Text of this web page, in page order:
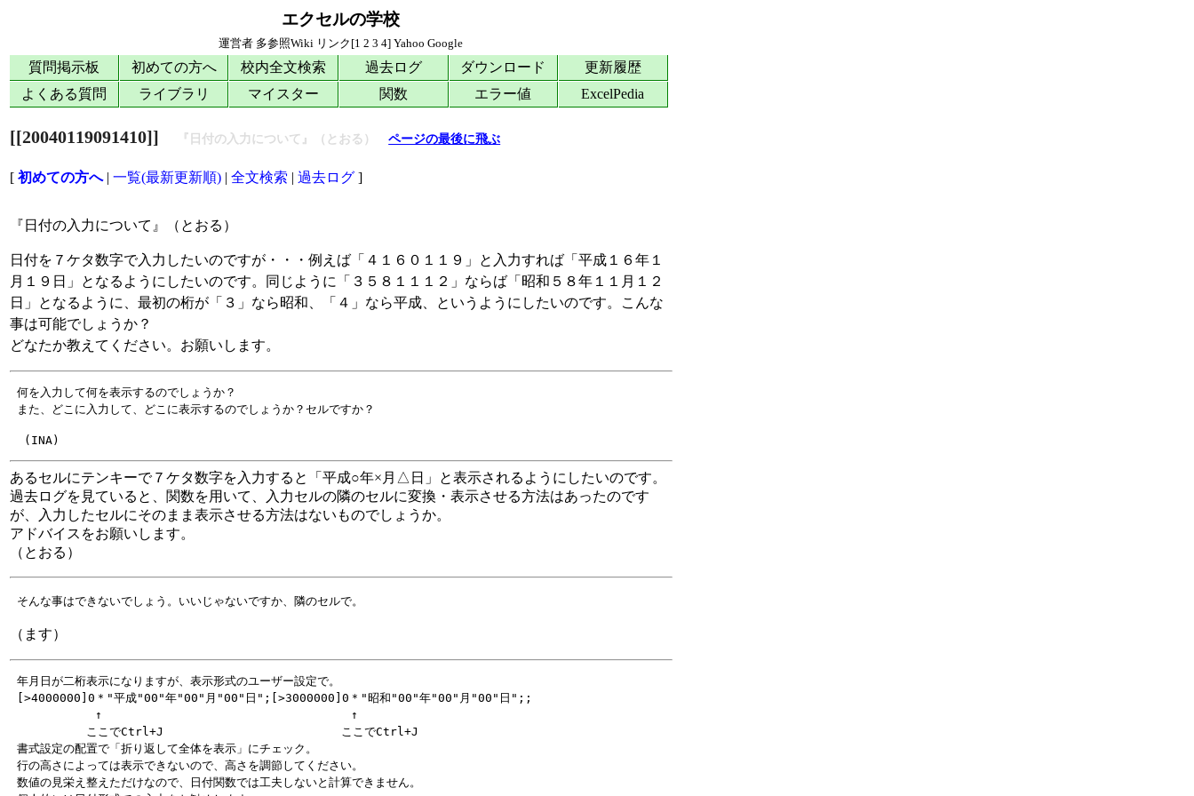
エクセルの学校
運営者 多参照Wiki リンク[1 2 3 4]Yahoo Google
質問掲示板 初めての方へ 校内全文検索 過去ログ ダウンロード
更新履歴
よくある質問
ライブラリ マイスター 関数 エラー値 ExcelPedia
[[20040119091410]] 『日付の入力について』（とおる）ページの最後に飛ぶ
[初めての方へ|一覧(最新更新順) |全文検索 |過去ログ ]
『日付の入力について』（とおる）
日付を７ケタ数字で入力したいのですが・・・例えば「４１６０１１９」と入力すれば「平成１６年１
月１９日」となるようにしたいのです。同じように「３５８１１１２」ならば「昭和５８年１１月１２
日」となるように、最初の桁が「３」なら昭和、「４」なら平成、というようにしたいのです。こんな
事は可能でしょうか？
どなたか教えてください。お願いします。
何を入力して何を表示するのでしょうか？
あるセルにテンキーで７ケタ数字を入力すると「平成○年×月△日」と表示されるようにしたいのです。
過去ログを見ていると、関数を用いて、入力セルの隣のセルに変換・表示させる方法はあったのです
が、入力したセルにそのまま表示させる方法はないものでしょうか。
アドバイスをお願いします。
（とおる）
（ます）
年月日が二桁表示になりますが、表示形式のユーザー設定で。
[>4000000]0＊"平成"00"年"00"月"00"日";[>3000000]0＊"昭和"00"年"00"月"00"日";;
            ↑                                   ↑
ここでCtrl+J                         ここでCtrl+J
書式設定の配置で「折り返して全体を表示」にチェック。
行の高さによっては表示できないので、高さを調節してください。
数値の見栄え整えただけなので、日付関数では工夫しないと計算できません。